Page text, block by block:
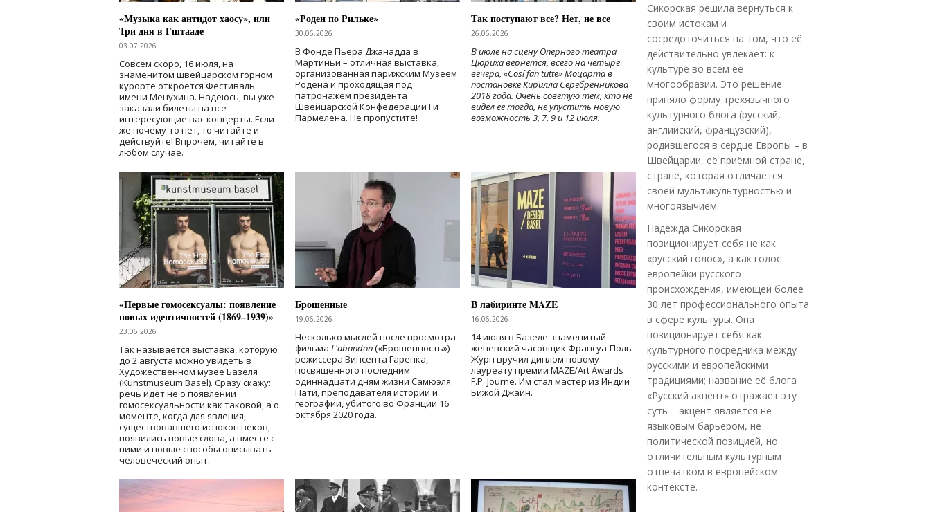
«Музыка как антидот хаосу», или
Три дня в Гштааде
03.07.2026
Совсем скоро, 16 июля, на
знаменитом швейцарском горном
курорте откроется Фестиваль
имени Менухина. Надеюсь, вы уже
заказали билеты на все
интересующие вас концерты. Если
же почему-то нет, то читайте и
действуйте! Впрочем, читайте в
любом случае.
«Роден по Рильке»
30.06.2026
В Фонде Пьера Джанадда в
Мартиньи – отличная выставка,
организованная парижским Музеем
Родена и проходящая под
патронажем президента
Швейцарской Конфедерации Ги
Пармелена. Не пропустите!
Так поступают все? Нет, не все
26.06.2026
В июле на сцену Оперного театра
Цюриха вернется, всего на четыре
вечера, «Cosí fan tutte» Моцарта в
постановке Кирилла Серебренникова
2018 года. Очень советую тем, кто не
видел ее тогда, не упустить новую
возможность 3, 7, 9 и 12 июля.
«Первые гомосексуалы: появление
новых идентичностей (1869–1939)»
23.06.2026
Так называется выставка, которую
до 2 августа можно увидеть в
Художественном музее Базеля
(Kunstmuseum Basel). Сразу скажу:
речь идет не о появлении
гомосексуальности как таковой, а о
моменте, когда для явления,
существовавшего испокон веков,
появились новые слова, а вместе с
ними и новые способы описывать
человеческий опыт.
Брошенные
19.06.2026
Несколько мыслей после просмотра
фильма L'abandon(«Брошенность»)
режиссера Винсента Гаренка,
посвященного последним
одиннадцати дням жизни Самюэля
Пати, преподавателя истории и
географии, убитого во Франции 16
октября 2020 года.
В лабиринте MAZE
16.06.2026
14 июня в Базеле знаменитый
женевский часовщик Франсуа-Поль
Журн вручил диплом новому
лауреату премии MAZE/Art Awards
F.P. Journe. Им стал мастер из Индии
Бижой Джаин.
Сикорская решила вернуться к
своим истокам и
сосредоточиться на том, что её
действительно увлекает: к
культуре во всём её
многообразии. Это решение
приняло форму трёхязычного
культурного блога (русский,
английский, французский),
родившегося в сердце Европы – в
Швейцарии, её приёмной стране,
стране, которая отличается
своей мультикультурностью и
многоязычием.
Надежда Сикорская
позиционирует себя не как
«русский голос», а как голос
европейки русского
происхождения, имеющей более
30 лет профессионального опыта
в сфере культуры. Она
позиционирует себя как
культурного посредника между
русскими и европейскими
традициями; название её блога
«Русский акцент» отражает эту
суть – акцент является не
языковым барьером, не
политической позицией, но
отличительным культурным
отпечатком в европейском
контексте.